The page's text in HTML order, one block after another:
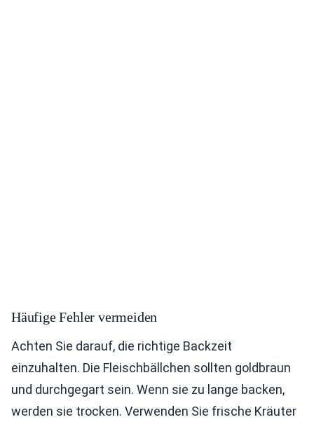
Häufige Fehler vermeiden
Achten Sie darauf, die richtige Backzeit
einzuhalten. Die Fleischbällchen sollten goldbraun
und durchgegart sein. Wenn sie zu lange backen,
werden sie trocken. Verwenden Sie frische Kräuter